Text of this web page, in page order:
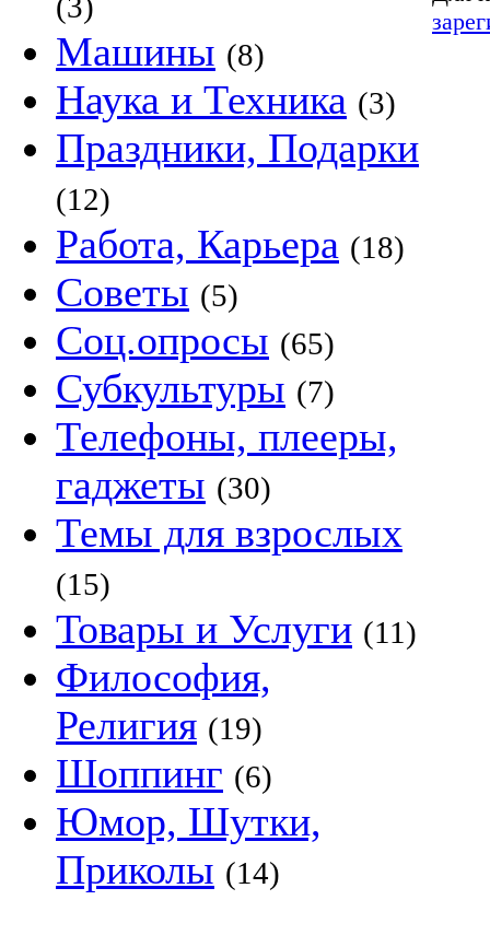
Машины (8)
Наука и Техника (3)
Праздники, Подарки
(12)
Работа, Карьера (18)
Советы (5)
Соц.опросы (65)
Субкультуры (7)
Телефоны, плееры,
гаджеты (30)
Темы для взрослых
(15)
Товары и Услуги (11)
Философия,
Религия (19)
Шоппинг (6)
Юмор, Шутки,
Приколы (14)